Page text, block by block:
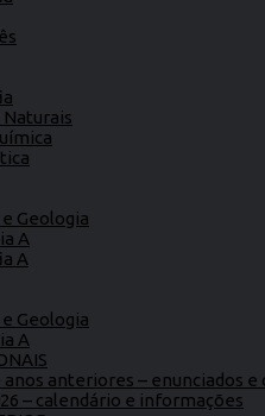
Naturais
Geologia
A
A
Geologia
A
anos anteriores – enunciados
– calendário e informações